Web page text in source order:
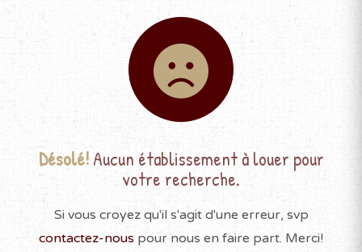
Désolé!Aucun établissement à louer pour
votre recherche.
Si vous croyez qu'il s'agit d'une erreur, svp
contactez-nous pour nous en faire part. Merci!